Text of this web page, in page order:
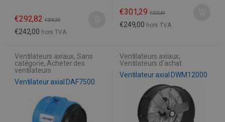
€292,82 €308,55
€242,00 hors TVA
€301,29 €325,49
€249,00 hors TVA
Ventilateurs axiaux,Sans
catégorie, Acheter des
ventilateurs
Ventilateur axial DAF7500
Ventilateurs axiaux,
Ventilateurs d'achat
Ventilateur axial DWM12000